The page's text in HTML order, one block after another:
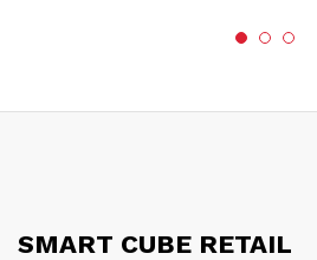
SMART CUBE RETAIL